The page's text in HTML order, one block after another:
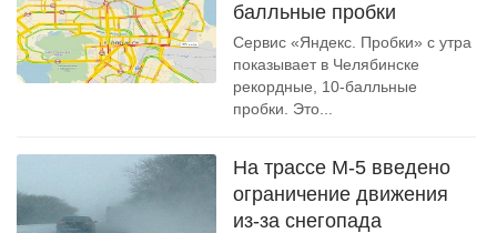
балльные пробки
Сервис «Яндекс. Пробки» с утра
показывает в Челябинске
рекордные, 10-балльные
пробки. Это...
На трассе М-5 введено
ограничение движения
из-за снегопада